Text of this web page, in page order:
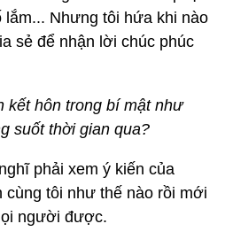
lắm... Nhưng tôi hứa khi nào
sẻ để nhận lời chúc phúc
kết hôn trong bí mật như
suốt thời gian qua?
phải xem ý kiến của
cùng tôi như thế nào rồi mới
người được.